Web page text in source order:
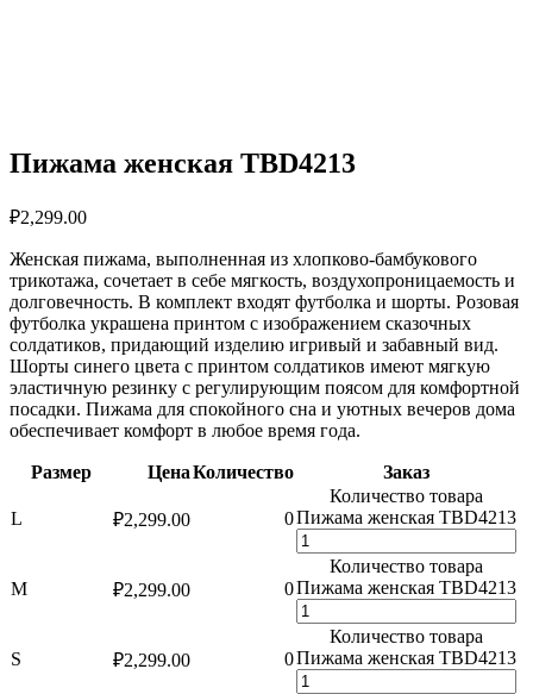
Пижама женская TBD4213
₽2,299.00
Женская пижама, выполненная из хлопково-бамбукового
трикотажа, сочетает в себе мягкость, воздухопроницаемость и
долговечность. В комплект входят футболка и шорты. Розовая
футболка украшена принтом с изображением сказочных
солдатиков, придающий изделию игривый и забавный вид.
Шорты синего цвета с принтом солдатиков имеют мягкую
эластичную резинку с регулирующим поясом для комфортной
посадки. Пижама для спокойного сна и уютных вечеров дома
обеспечивает комфорт в любое время года.
Размер ЦенаКоличество Заказ
L ₽2,299.00 0
Количество товара
Пижама женская TBD4213
M ₽2,299.00 0
Количество товара
Пижама женская TBD4213
S ₽2,299.00 0
Количество товара
Пижама женская TBD4213